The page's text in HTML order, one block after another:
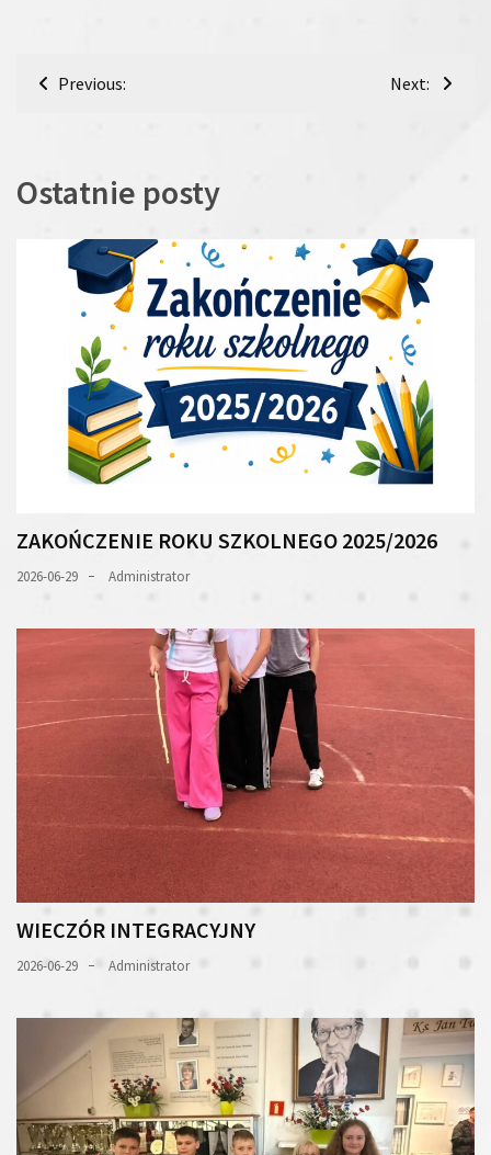
Nawigacja
Previous: Next:
Ostatnie posty
ZAKOŃCZENIE ROKU SZKOLNEGO 2025/2026
2026-06-29 Administrator
WIECZÓR INTEGRACYJNY
2026-06-29 Administrator